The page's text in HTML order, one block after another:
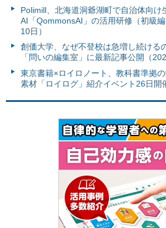
Polimill、北海道洞爺湖町で自治体向け
AI「QommonsAI」の活用研修（初級
10日）
創価大学、なぜ不登校は急増し続ける
「問いの編集室」に最新記事公開（
東京書籍×ロイロノート、教科書準拠
素材「ロイログ」紹介イベント26日開